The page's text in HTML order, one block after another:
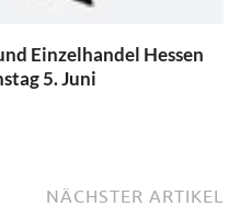
Einzelhandel Hessen
5. Juni
NÄCHSTER ARTIKEL